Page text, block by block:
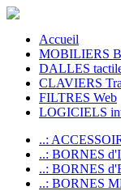
Accueil
MOBILIERS
DALLES
CLAVIERS
FILTRES Web
LOGICIELS
..:
..: BORNES
..: BORNES
..: BORNES